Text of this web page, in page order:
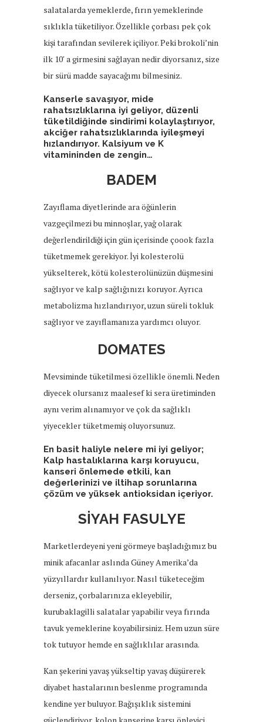
salatalarda yemeklerde, fırın yemeklerinde
sıklıkla tüketiliyor. Özellikle çorbası pek çok
kişi tarafından sevilerek içiliyor. Peki brokoli’nin
ilk 10′ a girmesini sağlayan nedir diyorsanız, size
bir sürü madde sayacağımı bilmesiniz.
Kanserle savaşıyor, mide
rahatsızlıklarına iyi geliyor, düzenli
tüketildiğinde sindirimi kolaylaştırıyor,
akciğer rahatsızlıklarında iyileşmeyi
hızlandırıyor. Kalsiyum ve K
vitamininden de zengin…
BADEM
Zayıflama diyetlerinde ara öğünlerin
vazgeçilmezi bu minnoşlar, yağ olarak
değerlendirildiği için gün içerisinde çoook fazla
tüketmemek gerekiyor. İyi kolesterolü
yükselterek, kötü kolesterolünüzün düşmesini
sağlıyor ve kalp sağlığınızı koruyor. Ayrıca
metabolizma hızlandırıyor, uzun süreli tokluk
sağlıyor ve zayıflamanıza yardımcı oluyor.
DOMATES
Mevsiminde tüketilmesi özellikle önemli. Neden
diyecek olursanız maalesef ki sera üretiminden
aynı verim alınamıyor ve çok da sağlıklı
yiyecekler tüketmemiş oluyorsunuz.
En basit haliyle nelere mi iyi geliyor;
Kalp hastalıklarına karşı koruyucu,
kanseri önlemede etkili, kan
değerlerinizi ve iltihap sorunlarına
çözüm ve yüksek antioksidan içeriyor.
SİYAH FASULYE
Marketlerdeyeni yeni görmeye başladığımız bu
minik afacanlar aslında Güney Amerika’da
yüzyıllardır kullanılıyor. Nasıl tüketeceğim
derseniz, çorbalarınıza ekleyebilir,
kurubaklagilli salatalar yapabilir veya fırında
tavuk yemeklerine koyabilirsiniz. Hem uzun süre
tok tutuyor hemde en sağlıklılar arasında.
Kan şekerini yavaş yükseltip yavaş düşürerek
diyabet hastalarının beslenme programında
kendine yer buluyor. Bağışıklık sistemini